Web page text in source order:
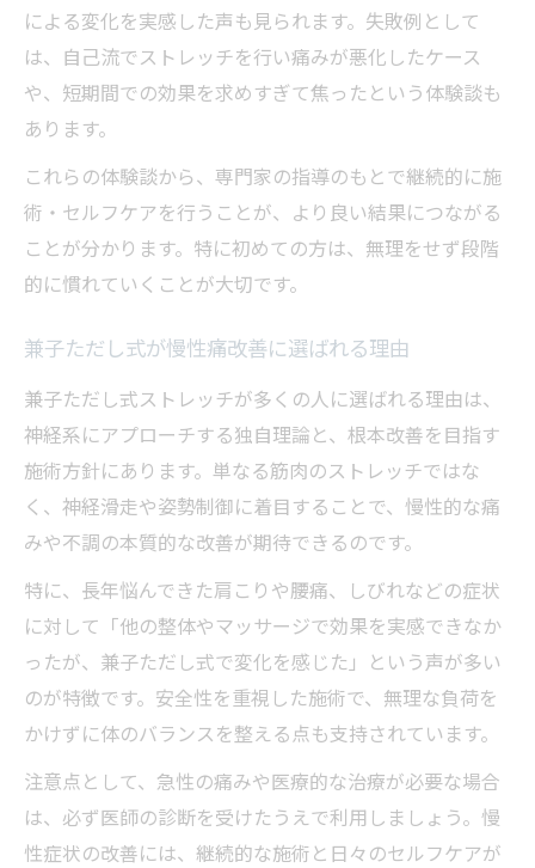
による変化を実感した声も見られます。失敗例として
は、自己流でストレッチを行い痛みが悪化したケース
や、短期間での効果を求めすぎて焦ったという体験談も
あります。
これらの体験談から、専門家の指導のもとで継続的に施
術・セルフケアを行うことが、より良い結果につながる
ことが分かります。特に初めての方は、無理をせず段階
的に慣れていくことが大切です。
兼子ただし式が慢性痛改善に選ばれる理由
兼子ただし式ストレッチが多くの人に選ばれる理由は、
神経系にアプローチする独自理論と、根本改善を目指す
施術方針にあります。単なる筋肉のストレッチではな
く、神経滑走や姿勢制御に着目することで、慢性的な痛
みや不調の本質的な改善が期待できるのです。
特に、長年悩んできた肩こりや腰痛、しびれなどの症状
に対して「他の整体やマッサージで効果を実感できなか
ったが、兼子ただし式で変化を感じた」という声が多い
のが特徴です。安全性を重視した施術で、無理な負荷を
かけずに体のバランスを整える点も支持されています。
注意点として、急性の痛みや医療的な治療が必要な場合
は、必ず医師の診断を受けたうえで利用しましょう。慢
性症状の改善には、継続的な施術と日々のセルフケアが